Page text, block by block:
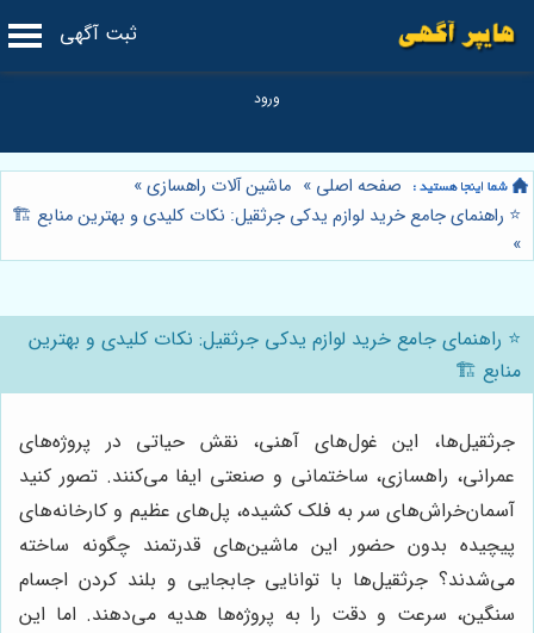
ثبت آگهی
صفحه اصلی » ماشین آلات راهسازی»
⭐️ راهنمای جامع خرید لوازم یدکی جرثقیل: نکات کلیدی و بهترین منابع 🏗️
»
⭐️ راهنمای جامع خرید لوازم یدکی جرثقیل: نکات کلیدی و بهترین
منابع 🏗️
جرثقیل‌ها، این غول‌های آهنی، نقش حیاتی در پروژه‌های
عمرانی، راهسازی، ساختمانی و صنعتی ایفا می‌کنند. تصور کنید
آسمان‌خراش‌های سر به فلک کشیده، پل‌های عظیم و کارخانه‌های
پیچیده بدون حضور این ماشین‌های قدرتمند چگونه ساخته
می‌شدند؟ جرثقیل‌ها با توانایی جابجایی و بلند کردن اجسام
سنگین، سرعت و دقت را به پروژه‌ها هدیه می‌دهند. اما این